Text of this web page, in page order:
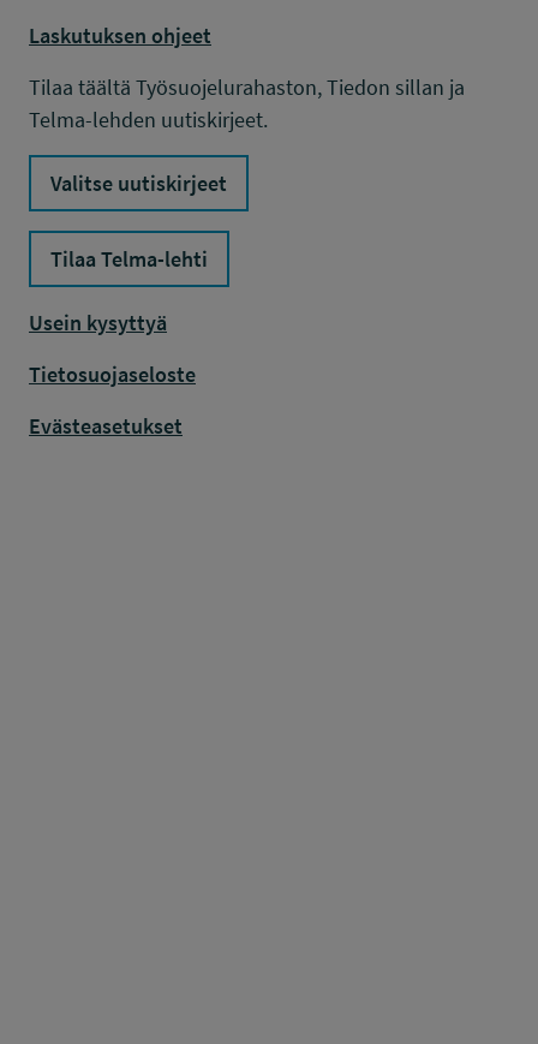
Laskutuksen ohjeet
Tilaa täältä Työsuojelurahaston, Tiedon sillan ja
Telma-lehden uutiskirjeet.
Valitse uutiskirjeet
Tilaa Telma-lehti
Usein kysyttyä
Tietosuojaseloste
Evästeasetukset